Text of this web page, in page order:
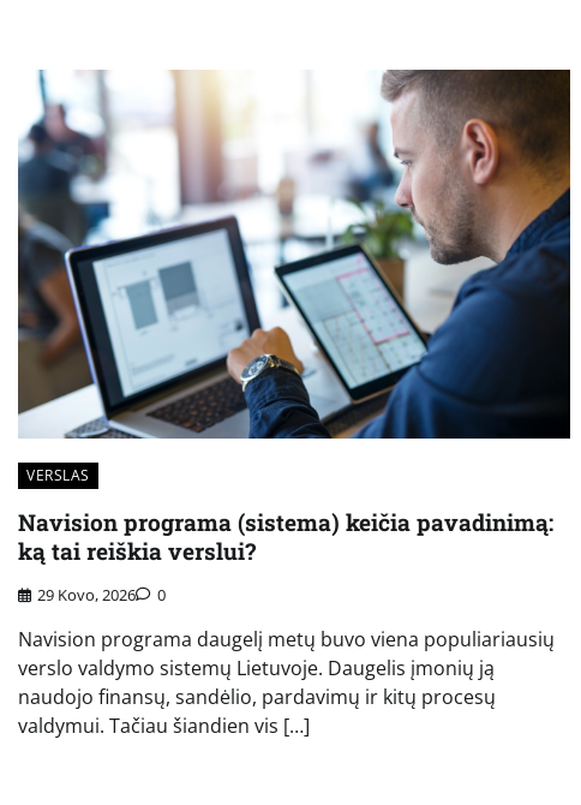
VERSLAS
Navision programa (sistema) keičia pavadinimą:
ką tai reiškia verslui?
29 Kovo, 2026 0
Navision programa daugelį metų buvo viena populiariausių
verslo valdymo sistemų Lietuvoje. Daugelis įmonių ją
naudojo finansų, sandėlio, pardavimų ir kitų procesų
valdymui. Tačiau šiandien vis […]